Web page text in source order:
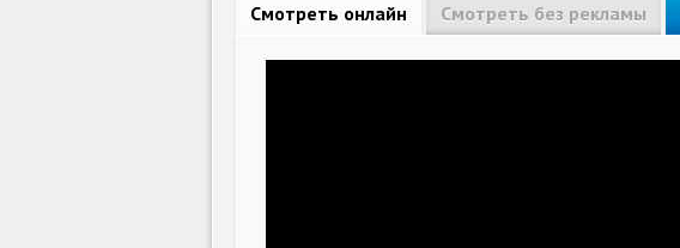
Смотреть онлайн Смотреть без рекламы